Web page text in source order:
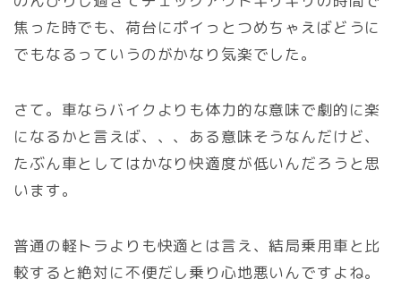
焦った時でも、荷台にポイっとつめちゃえばどうに
でもなるっていうのがかなり気楽でした。
さて。車ならバイクよりも体力的な意味で劇的に楽
になるかと言えば、、、ある意味そうなんだけど、
たぶん車としてはかなり快適度が低いんだろうと思
います。
普通の軽トラよりも快適とは言え、結局乗用車と比
較すると絶対に不便だし乗り心地悪いんですよね。